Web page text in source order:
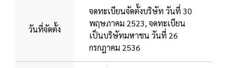
วันที่จัดตั้ง
จดทะเบียนจัดตั้งบริษัท วันที่ 30
พฤษภาคม 2523, จดทะเบียน
เป็นบริษัทมหาชน วันที่ 26
กรกฎาคม 2536